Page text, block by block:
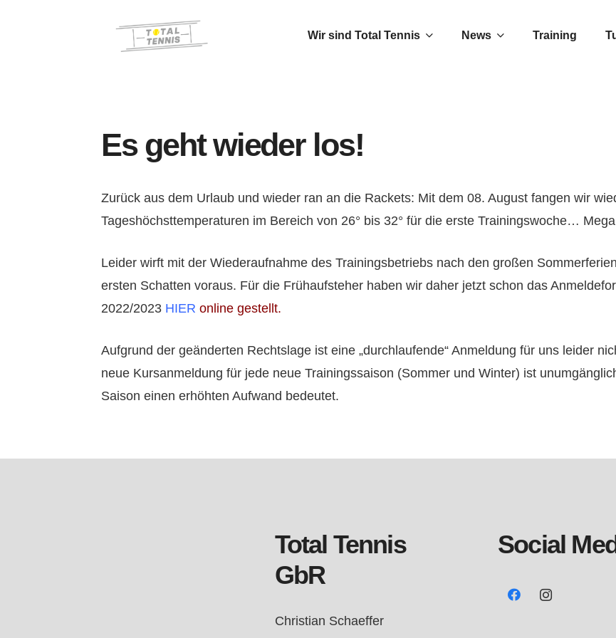
Wir sind Total Tennis News Training
Es geht wieder los!
Zurück aus dem Urlaub und wieder ran an die Rackets: Mit dem 08. August fangen wir
Tageshöchsttemperaturen im Bereich von 26° bis 32° für die erste Trainingswoche…
Leider wirft mit der Wiederaufnahme des Trainingsbetriebs nach den großen
ersten Schatten voraus. Für die Frühaufsteher haben wir daher jetzt schon das
2022/2023 HIER online gestellt.
Aufgrund der geänderten Rechtslage ist eine „durchlaufende“ Anmeldung für uns leider
neue Kursanmeldung für jede neue Trainingssaison (Sommer und Winter) ist
Saison einen erhöhten Aufwand bedeutet.
Total Tennis
GbR
Christian Schaeffer
Social